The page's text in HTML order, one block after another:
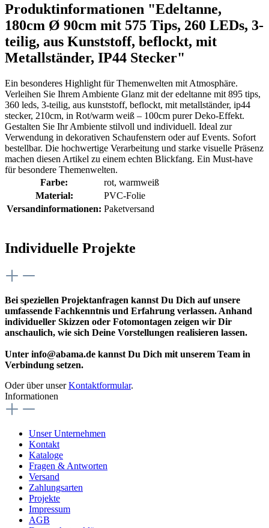
Produktinformationen "Edeltanne,
180cm Ø 90cm mit 575 Tips, 260 LEDs, 3-
teilig, aus Kunststoff, beflockt, mit
Metallständer, IP44 Stecker"
Ein besonderes Highlight für Themenwelten mit Atmosphäre.
Verleihen Sie Ihrem Ambiente Glanz mit der edeltanne mit 895 tips,
360 leds, 3-teilig, aus kunststoff, beflockt, mit metallständer, ip44
stecker, 210cm, in Rot/warm weiß – 100cm purer Deko-Effekt.
Gestalten Sie Ihr Ambiente stilvoll und individuell. Ideal zur
Verwendung in dekorativen Schaufenstern oder auf Events. Sofort
bestellbar. Die hochwertige Verarbeitung und starke visuelle Präsenz
machen diesen Artikel zu einem echten Blickfang. Ein Must-have
für besondere Themenwelten.
Farbe:
rot, warmweiß
Material:
PVC-Folie
Versandinformationen: Paketversand
Individuelle Projekte
Bei speziellen Projektanfragen kannst Du Dich auf unsere
umfassende Fachkenntnis und Erfahrung verlassen. Anhand
individueller Skizzen oder Fotomontagen zeigen wir Dir
anschaulich, wie sich Deine Vorstellungen realisieren lassen.
Unter info@abama.de kannst Du Dich mit unserem Team in
Verbindung setzen.
Oder über unserKontaktformular.
Informationen
Unser Unternehmen
Kontakt
Kataloge
Fragen & Antworten
Versand
Zahlungsarten
Projekte
Impressum
AGB